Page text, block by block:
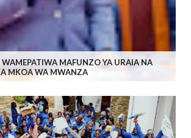
MAFUNZO YA URAIA NA
MKOA WA MWANZA